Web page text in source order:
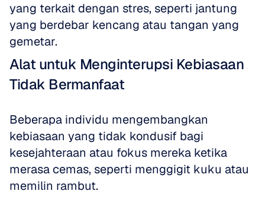
yang terkait dengan stres, seperti jantung
yang berdebar kencang atau tangan yang
gemetar.
Alat untuk Menginterupsi Kebiasaan
Tidak Bermanfaat
Beberapa individu mengembangkan
kebiasaan yang tidak kondusif bagi
kesejahteraan atau fokus mereka ketika
merasa cemas, seperti menggigit kuku atau
memilin rambut.